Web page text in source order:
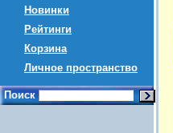
Новинки
Рейтинги
Корзина
Личное пространство
Поиск